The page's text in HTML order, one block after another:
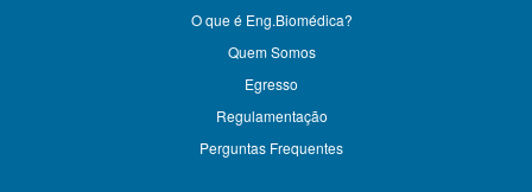
O que é Eng.Biomédica?
Quem Somos
Egresso
Regulamentação
Perguntas Frequentes